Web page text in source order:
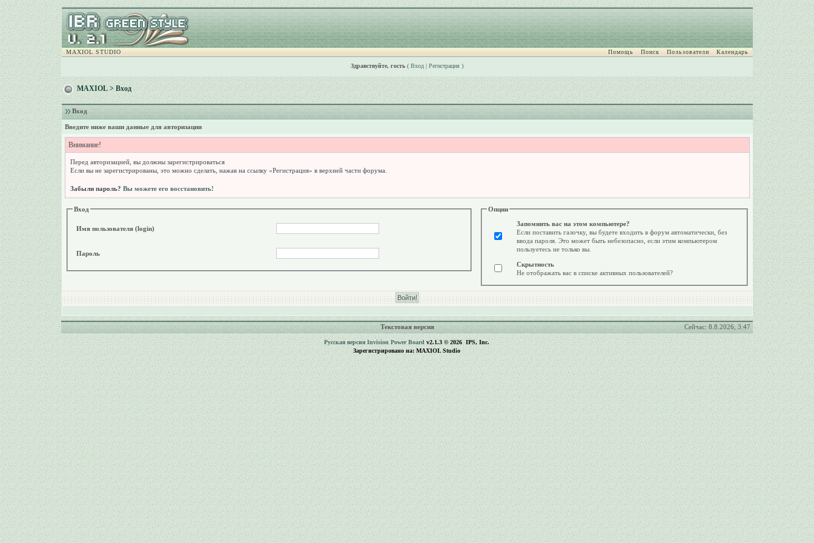
MAXIOL STUDIO Помощь Поиск Пользователи Календарь
Здравствуйте, гость( Вход| Регистрация)
MAXIOL> Вход
Вход
Введите ниже ваши данные для авторизации
Внимание!
Перед авторизацией, вы должны зарегистрироваться
Если вы не зарегистрированы, это можно сделать, нажав на ссылку «Регистрация» в верхней части форума.
Забыли пароль? Вы можете его восстановить!
Вход
Имя пользователя (login)
Пароль
Опции
Запомнить вас на этом компьютере?
Если поставить галочку, вы будете входить в форум автоматически, без
ввода пароля. Это может быть небезопасно, если этим компьютером
пользуетесь не только вы.
Скрытность
Не отображать вас в списке активных пользователей?
Текстовая версия Сейчас: 8.8.2026, 3:47
Русская версия Invision Power Boardv2.1.3 © 2026 IPS, Inc.
Зарегистрировано на: MAXIOL Studio